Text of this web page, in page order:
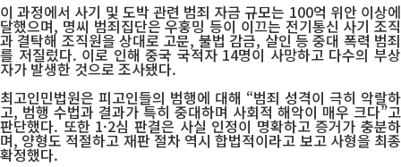
이 과정에서 사기 및 도박 관련 범죄 자금 규모는 100억 위안 이상에
달했으며, 명씨 범죄집단은 우훙밍 등이 이끄는 전기통신 사기 조직
과 결탁해 조직원을 상대로 고문, 불법 감금, 살인 등 중대 폭력 범죄
를 저질렀다. 이로 인해 중국 국적자 14명이 사망하고 다수의 부상
자가 발생한 것으로 조사됐다.
최고인민법원은 피고인들의 범행에 대해 “범죄 성격이 극히 악랄하
고, 범행 수법과 결과가 특히 중대하며 사회적 해악이 매우 크다”고
판단했다. 또한 1·2심 판결은 사실 인정이 명확하고 증거가 충분하
며, 양형도 적절하고 재판 절차 역시 합법적이라고 보고 사형을 최종
확정했다.